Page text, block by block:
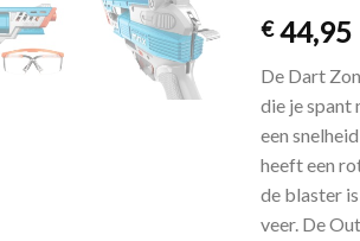
aan
verlanglijst
€44,95
De Dart
die je spant
een
heeft een
de blaster
veer. De